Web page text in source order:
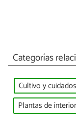
Categorías
Cultivo y
Plantas de interior